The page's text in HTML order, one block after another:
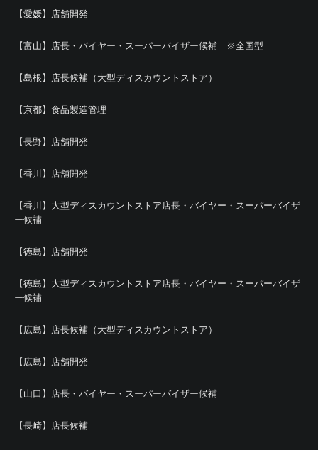
【愛媛】店舗開発
【富山】店長・バイヤー・スーパーバイザー候補 ※全国型
【島根】店長候補（大型ディスカウントストア）
【京都】食品製造管理
【長野】店舗開発
【香川】店舗開発
【香川】大型ディスカウントストア店長・バイヤー・スーパーバイザ
ー候補
【徳島】店舗開発
【徳島】大型ディスカウントストア店長・バイヤー・スーパーバイザ
ー候補
【広島】店長候補（大型ディスカウントストア）
【広島】店舗開発
【山口】店長・バイヤー・スーパーバイザー候補
【長崎】店長候補